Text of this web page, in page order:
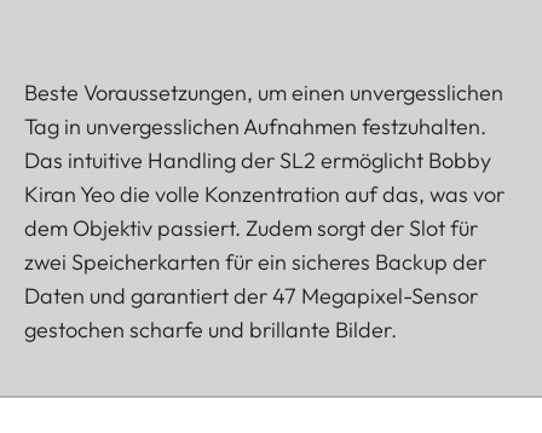
Beste Voraussetzungen, um einen unvergesslichen
Tag in unvergesslichen Aufnahmen festzuhalten.
Das intuitive Handling der SL2 ermöglicht Bobby
Kiran Yeo die volle Konzentration auf das, was vor
dem Objektiv passiert. Zudem sorgt der Slot für
zwei Speicherkarten für ein sicheres Backup der
Daten und garantiert der 47 Megapixel-Sensor
gestochen scharfe und brillante Bilder.